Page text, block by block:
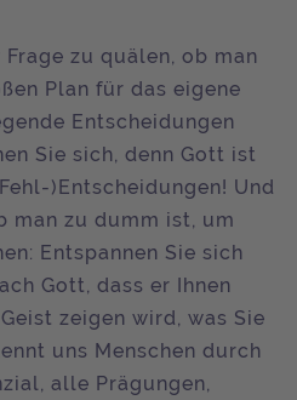
zu quälen, ob man
Plan für das eigene
Entscheidungen
Sie sich, denn Gott ist
)Entscheidungen! Und
man zu dumm ist, um
Entspannen Sie sich
Gott, dass er Ihnen
zeigen wird, was Sie
uns Menschen durch
alle Prägungen,